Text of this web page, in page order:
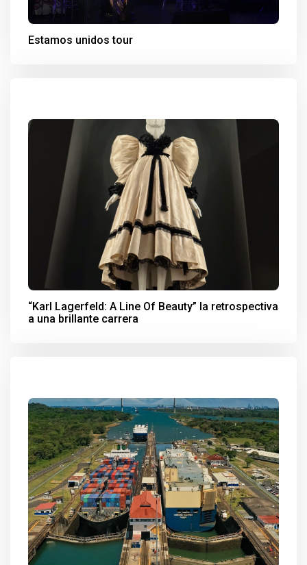
Estamos unidos tour
“Karl Lagerfeld: A Line Of Beauty” la retrospectiva
a una brillante carrera